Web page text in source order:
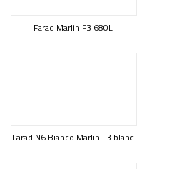
Farad Marlin F3 680L
Farad N6 Bianco Marlin F3 blanc